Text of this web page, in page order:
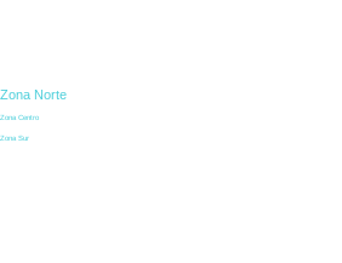
Zona Norte
Zona Centro
Zona Sur